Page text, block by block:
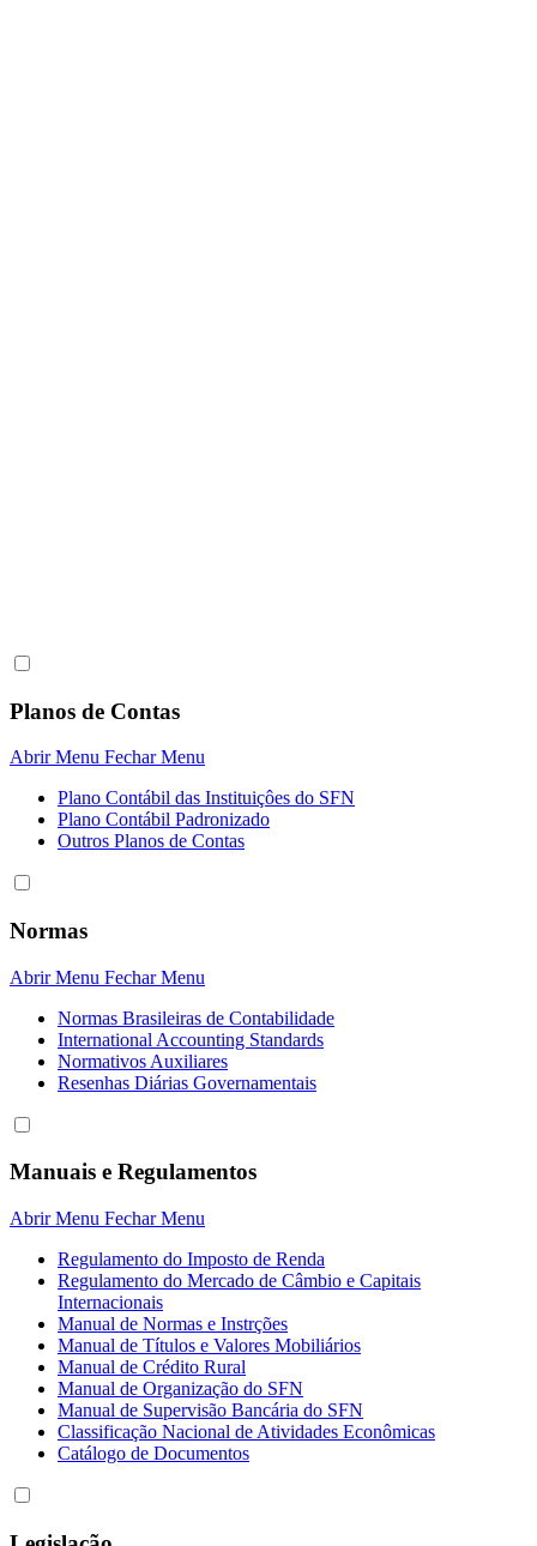
Planos de Contas
Abrir Menu Fechar Menu
Plano Contábil das Instituiçôes do SFN
Plano Contábil Padronizado
Outros Planos de Contas
Normas
Abrir Menu Fechar Menu
Normas Brasileiras de Contabilidade
International Accounting Standards
Normativos Auxiliares
Resenhas Diárias Governamentais
Manuais e Regulamentos
Abrir Menu Fechar Menu
Regulamento do Imposto de Renda
Regulamento do Mercado de Câmbio e Capitais
Internacionais
Manual de Normas e Instrções
Manual de Títulos e Valores Mobiliários
Manual de Crédito Rural
Manual de Organização do SFN
Manual de Supervisão Bancária do SFN
Classificação Nacional de Atividades Econômicas
Catálogo de Documentos